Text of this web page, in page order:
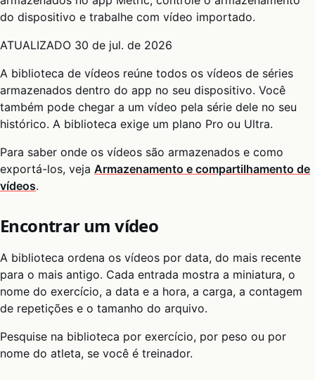
do dispositivo e trabalhe com vídeo importado.
ATUALIZADO 30 de jul. de 2026
A biblioteca de vídeos reúne todos os vídeos de séries
armazenados dentro do app no seu dispositivo. Você
também pode chegar a um vídeo pela série dele no seu
histórico. A biblioteca exige um plano Pro ou Ultra.
Para saber onde os vídeos são armazenados e como
exportá-los, veja Armazenamento e compartilhamento de
vídeos.
Encontrar um vídeo
A biblioteca ordena os vídeos por data, do mais recente
para o mais antigo. Cada entrada mostra a miniatura, o
nome do exercício, a data e a hora, a carga, a contagem
de repetições e o tamanho do arquivo.
Pesquise na biblioteca por exercício, por peso ou por
nome do atleta, se você é treinador.